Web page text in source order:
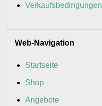
Verkaufsbedingungen
Web-Navigation
Startseite
Shop
Angebote